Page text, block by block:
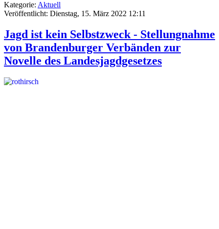
Kategorie: Aktuell
Veröffentlicht: Dienstag, 15. März 2022 12:11
Jagd ist kein Selbstzweck - Stellungnahme
von Brandenburger Verbänden zur
Novelle des Landesjagdgesetzes